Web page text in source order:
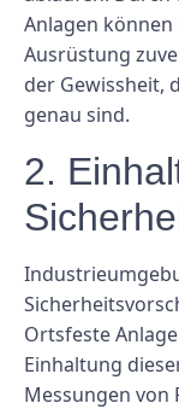
Anlagen
Ausrüstung
der Gewissheit,
genau sind.
2.
Ortsfeste
Einhaltung
Messungen von